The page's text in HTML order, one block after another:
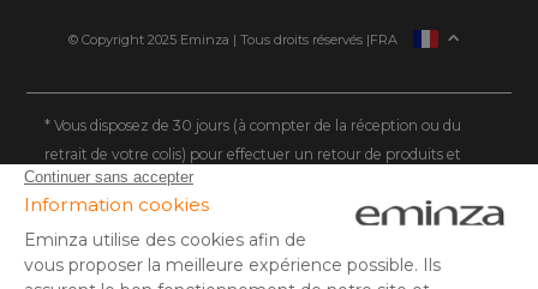
© Copyright 2025 Eminza | Tous droits réservés |
ESPAÑA
DEUTSCHLAND
NEDERLAND
DANMARK
FRA
* Vous disposez de 30 jours (à compter de la réception ou du
retrait de votre colis) pour effectuer un retour de produits et
vous faire rembourser. Hors colis volumineux
** Expédition le jour même pour toute commande passée avant
14 h (jours ouvrés - hors livraison éco)
(1) Remise de 10€ à partir de 80€ d'achat, hors frais de port. Offre